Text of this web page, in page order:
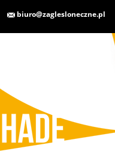
biuro@zaglesloneczne.pl